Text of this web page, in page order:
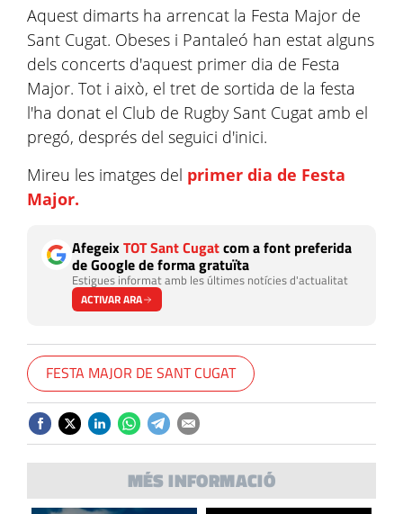
Aquest dimarts ha arrencat la Festa Major de
Sant Cugat. Obeses i Pantaleó han estat alguns
dels concerts d'aquest primer dia de Festa
Major. Tot i això, el tret de sortida de la festa
l'ha donat el Club de Rugby Sant Cugat amb el
pregó, després del seguici d'inici.
Mireu les imatges del primer dia de Festa
Major.
AfegeixTOT Sant Cugatcom a font preferida
de Google de forma gratuïta
Estigues informat amb les últimes notícies d'actualitat
ACTIVAR ARA
FESTA MAJOR DE SANT CUGAT
MÉS INFORMACIÓ